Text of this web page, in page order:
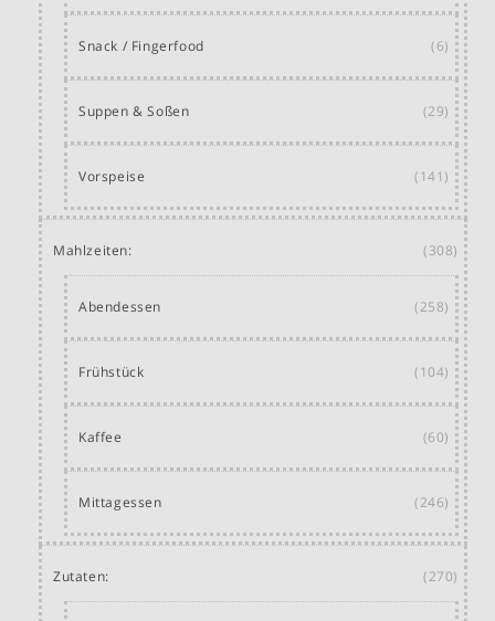
Snack / Fingerfood (6)
Suppen & Soßen (29)
Vorspeise (141)
Mahlzeiten: (308)
Abendessen (258)
Frühstück (104)
Kaffee (60)
Mittagessen (246)
Zutaten: (270)